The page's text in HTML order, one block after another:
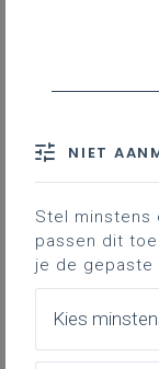
Achtergrond
Literatuur,
websites …
Inspirerend
NIET
Stel minstens
passen dit
je de gepaste
Kies